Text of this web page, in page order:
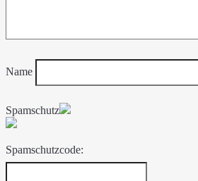
Name
Spamschutz
Spamschutzcode: